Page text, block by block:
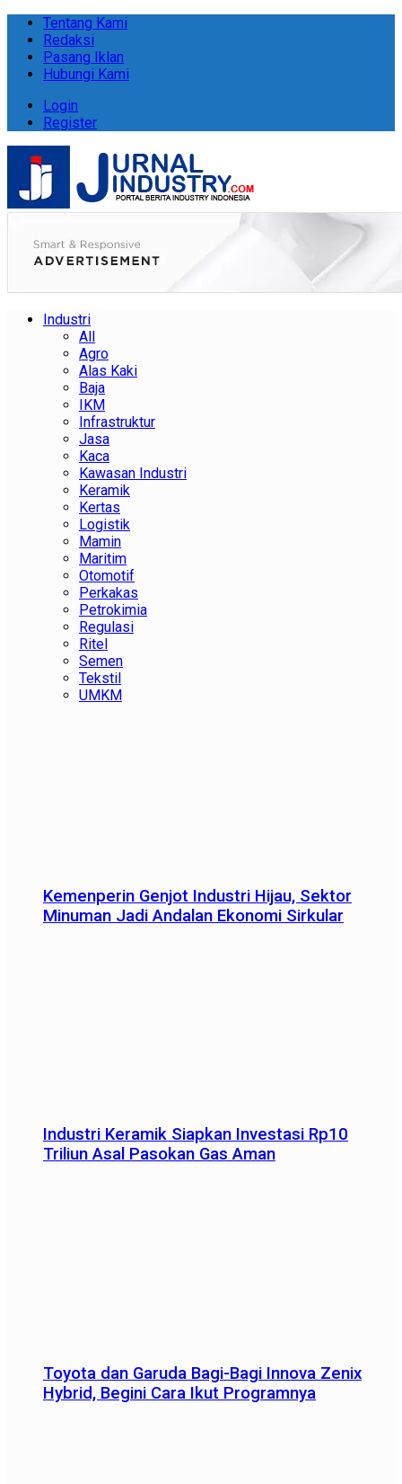
Tentang Kami
Redaksi
Pasang Iklan
Hubungi Kami
Login
Register
Industri
All
Agro
Alas Kaki
Baja
IKM
Infrastruktur
Jasa
Kaca
Kawasan Industri
Keramik
Kertas
Logistik
Mamin
Maritim
Otomotif
Perkakas
Petrokimia
Regulasi
Ritel
Semen
Tekstil
UMKM
Kemenperin Genjot Industri Hijau, Sektor
Minuman Jadi Andalan Ekonomi Sirkular
Industri Keramik Siapkan Investasi Rp10
Triliun Asal Pasokan Gas Aman
Toyota dan Garuda Bagi-Bagi Innova Zenix
Hybrid, Begini Cara Ikut Programnya